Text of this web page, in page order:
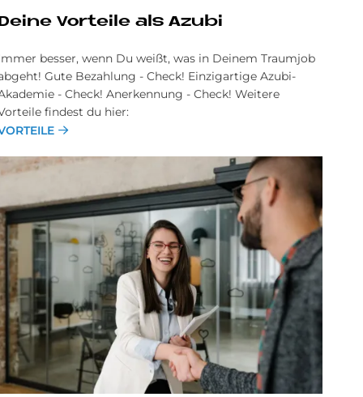
Vor­teile als Azu­bi
besser, wenn Du weißt, was in Deinem Traumjob
Gute Bezahlung - Check! Einzigartige Azubi-
- Check! Anerkennung - Check! Weitere
findest du hier: